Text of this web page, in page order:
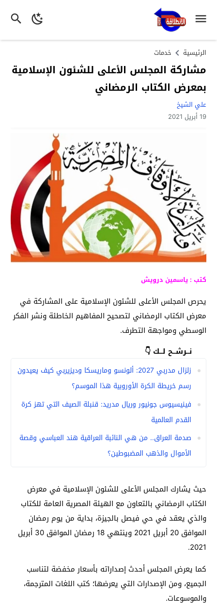
الرئيسية خدمات
مشاركة المجلس الأعلى للشئون الإسلامية
بمعرض الكتاب الرمضاني
علي الشيخ
19 أبريل 2021
كتب : ياسمين درويش
يحرص المجلس الأعلى للشئون الإسلامية على المشاركة في
معرض الكتاب الرمضاني لتصحيح المفاهيم الخاطئة ونشر الفكر
الوسطي ومواجهة التطرف.
نــرشــح لــك 👇
زلزال مدربي 2027: ألونسو وماريسكا وديزيربي كيف يعيدون
رسم خريطة الكرة الأوروبية هذا الموسم؟
فينيسيوس جونيور وريال مدريد: قنبلة الصيف التي تهز كرة
القدم العالمية
صدمة العراق.. من هي النائبة العراقية هند العباسي وقصة
الأموال والذهب المضبوطين؟
حيث يشارك المجلس الأعلى للشئون الإسلامية في معرض
الكتاب الرمضاني بالتعاون مع الهيئة المصرية العامة للكتاب
والذي يعقد في حي فيصل بالجيزة، بداية من يوم رمضان
الموافق 20 أبريل 2021 وينتهي 18 رمضان الموافق 30 أبريل
2021.
كما يعرض المجلس أحدث إصداراته بأسعار مخفضة لتناسب
الجميع، ومن الإصدارات التي يعرضها؛ كتب اللغات المترجمة،
والموسوعات.